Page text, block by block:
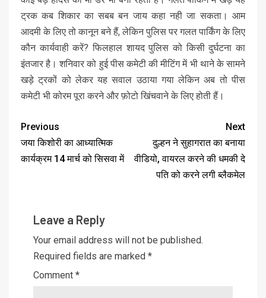
ट्रक कब शिकार का सबब बन जाय कहा नही जा सकता। आम
आदमी के लिए तो कानून बने हैं, लेकिन पुलिस पर गलत पार्किंग के लिए
कौन कार्यवाही करें? फिलहाल शायद पुलिस को किसी दुर्घटना का
इंतजार है। शनिवार को हुई पीस कमेटी की मीटिंग में भी थाने के सामने
खड़े ट्रकों को लेकर यह सवाल उठाया गया लेकिन अब तो पीस
कमेटी भी कोरम पूरा करने और फ़ोटो खिंचवाने के लिए होती हैं।
Previous
जया किशोरी का आध्यात्मिक
कार्यक्रम 14 मार्च को सिसवा में
Next
दुल्हन ने सुहागरात का बनाया
वीडियो, वायरल करने की धमकी दे
पति को करने लगी ब्लैकमेल
Leave a Reply
Your email address will not be published.
Required fields are marked *
Comment *